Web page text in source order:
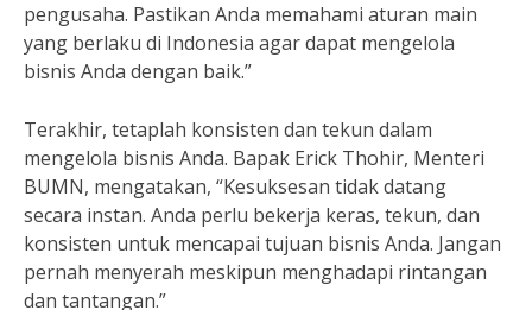
pengusaha. Pastikan Anda memahami aturan main
yang berlaku di Indonesia agar dapat mengelola
bisnis Anda dengan baik.”
Terakhir, tetaplah konsisten dan tekun dalam
mengelola bisnis Anda. Bapak Erick Thohir, Menteri
BUMN, mengatakan, “Kesuksesan tidak datang
secara instan. Anda perlu bekerja keras, tekun, dan
konsisten untuk mencapai tujuan bisnis Anda. Jangan
pernah menyerah meskipun menghadapi rintangan
dan tantangan.”